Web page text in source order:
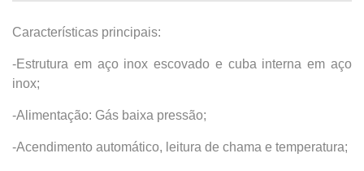
Características principais:
-Estrutura em aço inox escovado e cuba interna em aço
inox;
-Alimentação: Gás baixa pressão;
-Acendimento automático, leitura de chama e temperatura;